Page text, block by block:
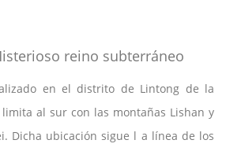
reino subterráneo
en el distrito de Lintong de la
al sur con las montañas Lishan y
Dicha ubicación sigue l a línea de los